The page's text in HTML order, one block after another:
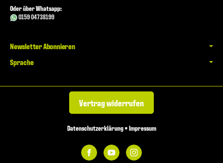
Oder über Whatsapp:
0159 04738199
Newsletter Abonnieren
Sprache
Vertrag widerrufen
Datenschutzerklärung•Impressum